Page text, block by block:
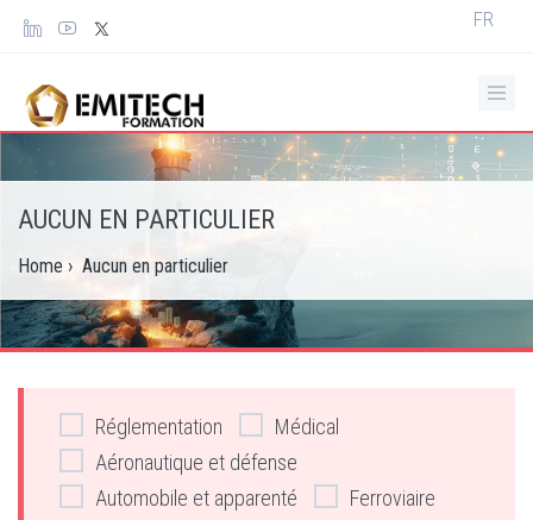
Panneau de gestion des cookies
Select
FR
AUCUN EN PARTICULIER
Home › Aucun en particulier
Réglementation
Médical
Aéronautique et défense
Automobile et apparenté
Ferroviaire